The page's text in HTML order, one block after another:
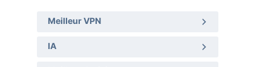
Meilleur VPN
IA